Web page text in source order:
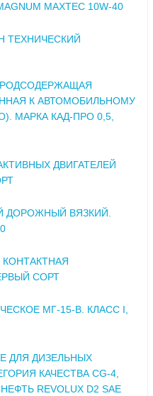
MAXTEC 10W-40
ТЕХНИЧЕСКИЙ
К АВТОМОБИЛЬНОМУ
МАРКА КАД-ПРО 0,5,
ДВИГАТЕЛЕЙ
ДОРОЖНЫЙ ВЯЗКИЙ.
СОРТ
МГ-15-В. КЛАСС I,
ДЛЯ ДИЗЕЛЬНЫХ
КАЧЕСТВА CG-4,
REVOLUX D2 SAE